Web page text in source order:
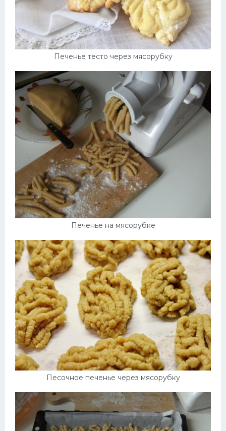
Печенье тесто через мясорубку
Печенье на мясорубке
Песочное печенье через мясорубку